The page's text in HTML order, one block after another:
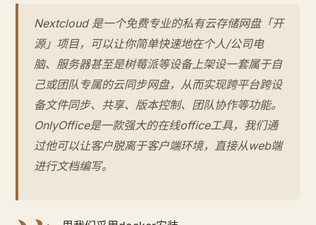
Nextcloud 是一个免费专业的私有云存储网盘「开
源」项目，可以让你简单快速地在个人/公司电
脑、服务器甚至是树莓派等设备上架设一套属于自
己或团队专属的云同步网盘，从而实现跨平台跨设
备文件同步、共享、版本控制、团队协作等功能。
OnlyOffice是一款强大的在线office工具，我们通
过他可以让客户脱离于客户端环境，直接从web端
进行文档编写。